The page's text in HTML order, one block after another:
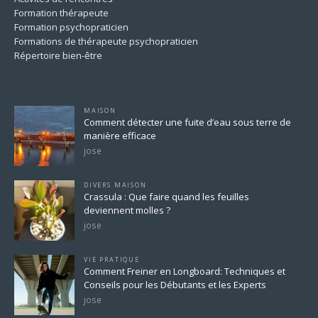
Formation thérapeute
Formation psychopraticien
Formations de thérapeute psychopraticien
Répertoire bien-être
MAISON
Comment détecter une fuite d’eau sous terre de
manière efficace
jose
DIVERS MAISON
Crassula : Que faire quand les feuilles
deviennent molles ?
jose
VIE PRATIQUE
Comment Freiner en Longboard: Techniques et
Conseils pour les Débutants et les Experts
jose